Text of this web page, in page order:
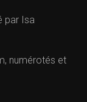
par Isa
numérotés et